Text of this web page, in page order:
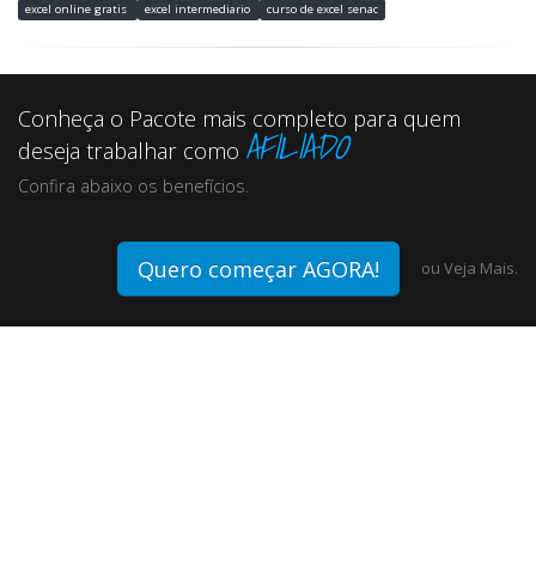
excel online gratis
excel intermediario curso de excel senac
Conheça o Pacote mais completo para quem
deseja trabalhar como AFILIADO
Confira abaixo os benefícios.
Quero começar AGORA! ou Veja Mais.